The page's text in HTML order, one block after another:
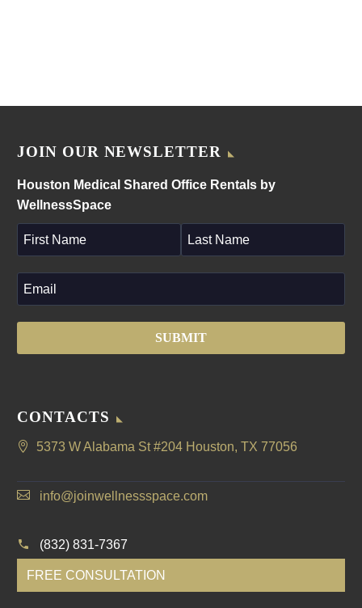
JOIN OUR NEWSLETTER
Houston Medical Shared Office Rentals by
WellnessSpace
CONTACTS
5373 W Alabama St #204 Houston, TX 77056
info@joinwellnessspace.com
(832) 831-7367
FREE CONSULTATION